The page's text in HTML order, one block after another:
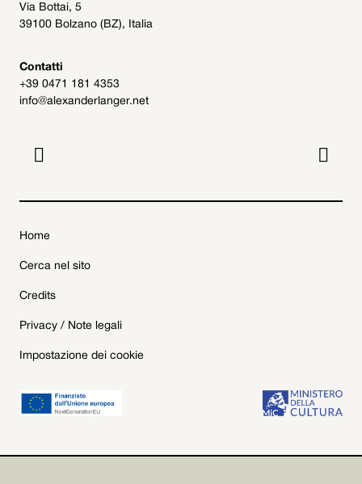
Via Bottai, 5
39100 Bolzano (BZ), Italia
Contatti
+39 0471 181 4353
info@alexanderlanger.net
 
Home
Cerca nel sito
Credits
Privacy / Note legali
Impostazione dei cookie